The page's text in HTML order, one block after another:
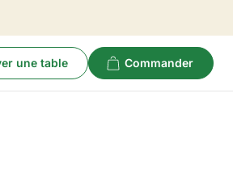
une table Commander